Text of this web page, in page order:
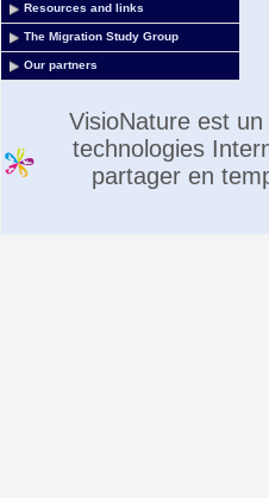
Resources and links
The Migration Study Group
Our partners
VisioNature est
technologies
partager en